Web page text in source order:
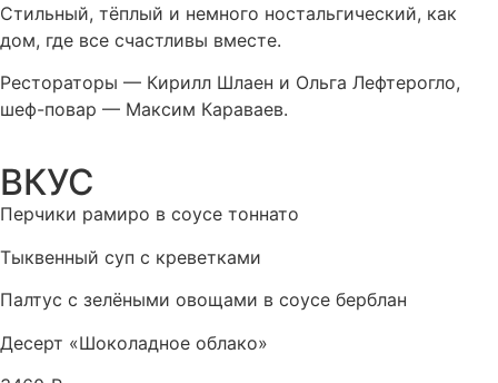
Стильный, тёплый и немного ностальгический, как
дом, где все счастливы вместе.
Рестораторы — Кирилл Шлаен и Ольга Лефтерогло,
шеф-повар — Максим Караваев.
ВКУС
Перчики рамиро в соусе тоннато
Тыквенный суп с креветками
Палтус с зелёными овощами в соусе берблан
Десерт «Шоколадное облако»